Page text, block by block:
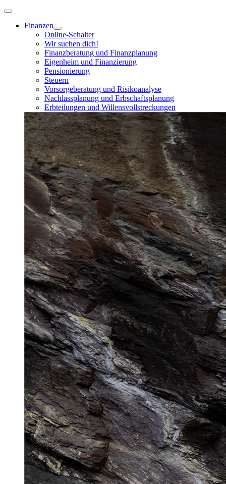
Finanzen
Online-Schalter
Wir suchen dich!
Finanzberatung und Finanzplanung
Eigenheim und Finanzierung
Pensionierung
Steuern
Vorsorgeberatung und Risikoanalyse
Nachlassplanung und Erbschaftsplanung
Erbteilungen und Willensvollstreckungen